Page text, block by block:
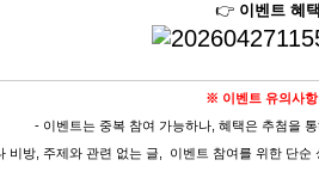
👉 이벤트 혜택
※ 이벤트 유의사
- 이벤트는 중복 참여 가능하나, 혜택은 추첨을
비방, 주제와 관련 없는 글, 이벤트 참여를 위한 단순